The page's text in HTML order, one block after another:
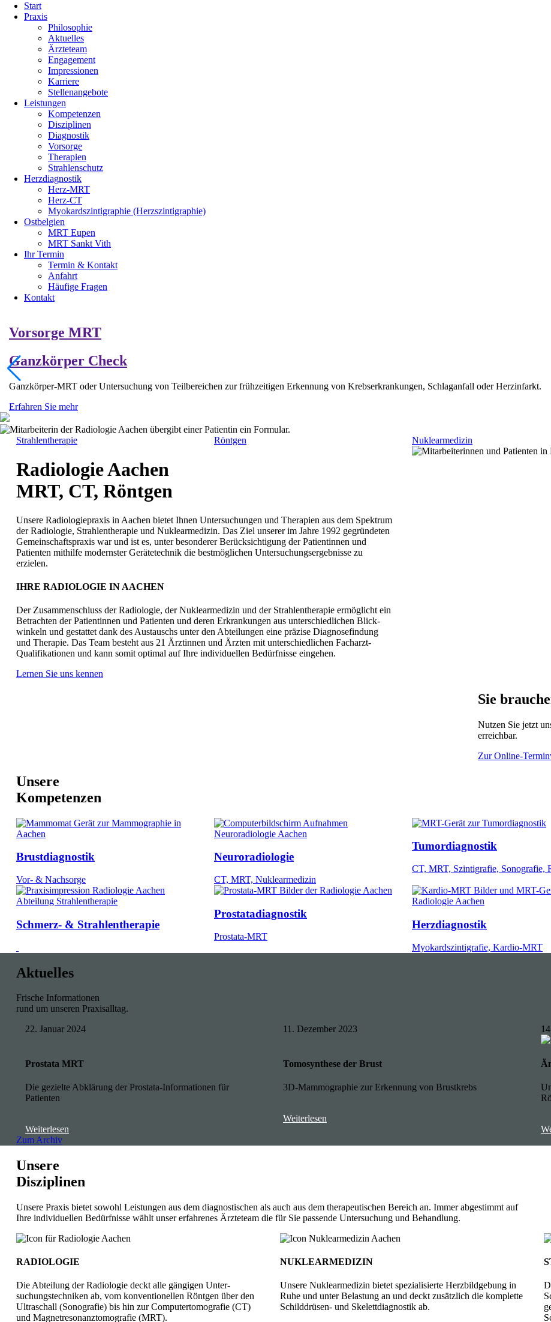
Start
Praxis
Philosophie
Aktuelles
Ärzteteam
Engagement
Impressionen
Karriere
Stellenangebote
Leistungen
Kompetenzen
Disziplinen
Diagnostik
Vorsorge
Therapien
Strahlenschutz
Herzdiagnostik
Herz-MRT
Herz-CT
Myokardszintigraphie (Herzszintigraphie)
Ostbelgien
MRT Eupen
MRT Sankt Vith
Ihr Termin
Termin & Kontakt
Anfahrt
Häufige Fragen
Kontakt
Vorsorge MRT
Ganzkörper Check
Ganzkörper-MRT oder Untersuchung von Teilbereichen zur frühzeitigen Erkennung von Krebserkrankungen, Schlaganfall oder Herzinfarkt.
Erfahren Sie mehr
Strahlen­therapie Röntgen Nuklear­medizin
Radiologie Aachen
MRT, CT, Röntgen
Unsere Radiologiepraxis in Aachen bietet Ihnen Unter­suchungen und Therapien aus dem Spektrum
der Radio­logie, Strahlen­therapie und Nuklear­medizin. Das Ziel unserer im Jahre 1992 gegründeten
Gemein­schafts­praxis war und ist es, unter besonderer Be­rück­sichtigung der Patient­innen und
Patienten mit­hilfe modernster Geräte­technik die best­möglichen Unter­suchungs­ergeb­nisse zu
erzielen.
IHRE RADIOLOGIE IN AACHEN
Der Zusammen­schluss der Radio­logie, der Nuklear­medizin und der Strahlen­therapie ermöglicht ein
Be­trachten der Patient­innen und Patienten und deren Er­krankungen aus unter­schiedlichen Blick­
winkeln und gestattet dank des Aus­tauschs unter den Ab­teilungen eine präzise Diagnose­findung
und Therapie. Das Team besteht aus 21 Ärzt­innen und Ärzten mit unter­schiedl­ichen Fach­arzt-
Quali­fikationen und kann somit optimal auf Ihre indivi­duellen Be­dürfnisse eingehen.
Lernen Sie uns kennen
Sie
Nutzen Sie jetzt
erreichbar.
Zur Online-
Unsere
Kompetenzen
Brustdiagnostik
Vor- & Nachsorge
Neuroradiologie
CT, MRT, Nuklearmedizin
Tumordiagnostik
CT, MRT, Szintigrafie, Sonografie,
Schmerz- & Strahlentherapie
Prostatadiagnostik
Prostata-MRT
Herzdiagnostik
Myokardszintigrafie, Kardio-MRT
Aktuelles
Frische Informationen
rund um unseren Praxisalltag.
22. Januar 2024
Prostata MRT
Die gezielte Abklärung der Prostata-Informationen für
Patienten
Weiterlesen
11. Dezember 2023
Tomosynthese der Brust
3D-Mammographie zur Erkennung von Brustkrebs
Weiterlesen
Zum Archiv
Unsere
Disziplinen
Unsere Praxis bietet sowohl Leistungen aus dem diagnostischen als auch aus dem therapeutischen Bereich an. Immer abgestimmt auf
Ihre individuellen Bedürfnisse wählt unser erfahrenes Ärzteteam die für Sie passende Untersuchung und Behandlung.
RADIOLOGIE
Die Abteilung der Radio­logie deckt alle gängigen Unter­
suchungs­techniken ab, vom kon­ven­tionellen Röntgen über den
Ultra­schall (Sono­grafie) bis hin zur Computer­tomo­grafie (CT)
und Magnet­resonanz­tomografie (MRT).
NUKLEARMEDIZIN
Unsere Nuklear­medizin bietet spezialisierte Herz­bild­gebung in
Ruhe und unter Be­lastung an und deckt zu­sätz­lich die kom­plette
Schild­drüsen- und Skelett­diagnostik ab.